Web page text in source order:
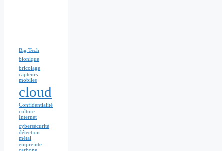
Big Tech
bionique
bricolage
capteurs
mobiles
cloud
Confidentialité
culture
Internet
cybersécurité
détection
métal
empreinte
carbone